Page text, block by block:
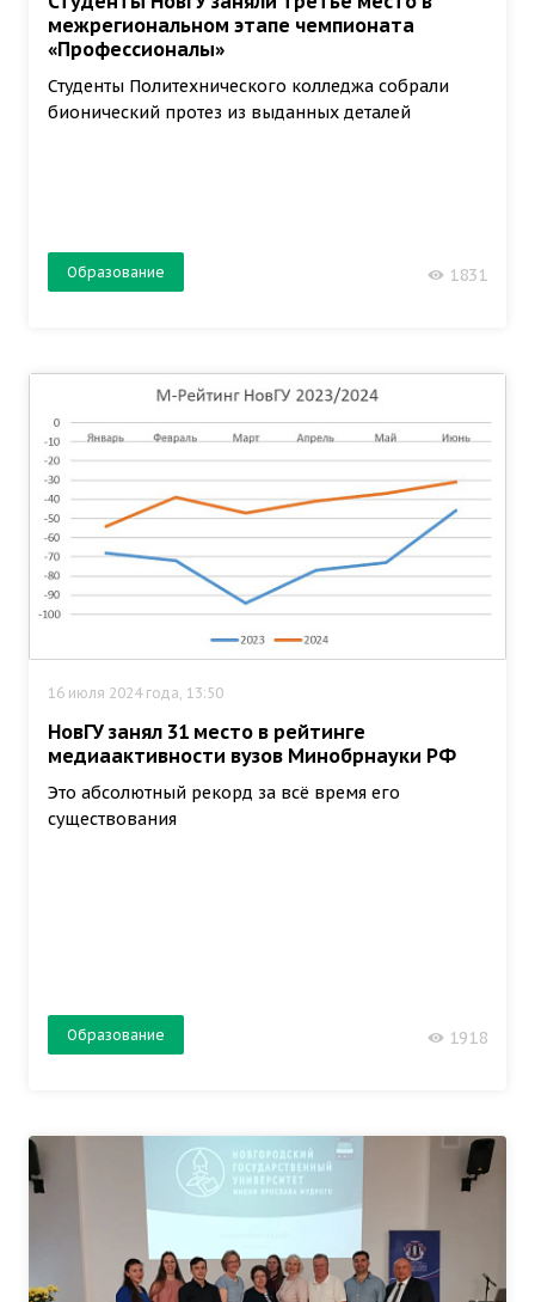
межрегиональном этапе чемпионата
«Профессионалы»
Студенты Политехнического колледжа собрали
бионический протез из выданных деталей
Образование 1831
16 июля 2024 года, 13:50
НовГУ занял 31 место в рейтинге
медиаактивности вузов Минобрнауки РФ
Это абсолютный рекорд за всё время его
существования
Образование 1918